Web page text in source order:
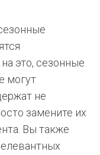
это, сезонные
могут
не
замените их
Вы также